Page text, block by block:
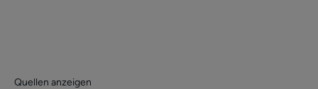
Quellen anzeigen